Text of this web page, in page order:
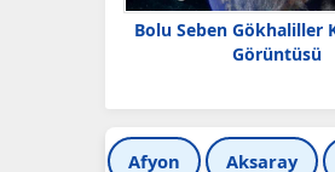
Bolu Seben Gökhaliller
Görüntüsü
Afyon Aksaray